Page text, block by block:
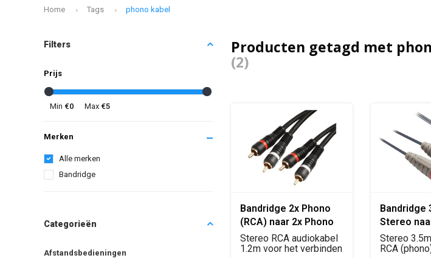
Home Tags phono kabel
Filters
Prijs
Min €0 Max €5
Merken
Alle merken
Bandridge
Categorieën
Afstandsbedieningen
Producten getagd met
(2)
Bandridge 2x Phono
(RCA) naar 2x Phono
(RCA) Audiokabel
1.2m
Stereo RCA audiokabel
1.2m voor het verbinden
Bandridge
Stereo
Phono
Stereo
RCA